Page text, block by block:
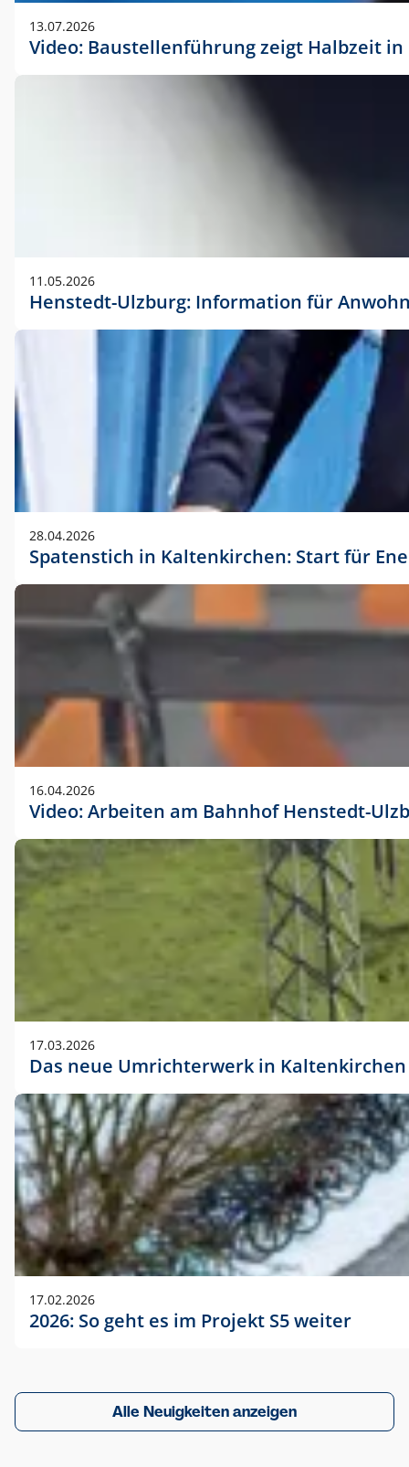
13.07.2026
Video: Baustellenführung zeigt Halbzeit
11.05.2026
Henstedt-Ulzburg: Information für
28.04.2026
Spatenstich in Kaltenkirchen: Start für
16.04.2026
Video: Arbeiten am Bahnhof Henstedt-
17.03.2026
Das neue Umrichterwerk in Kaltenkirchen
17.02.2026
2026: So geht es im Projekt S5 weiter
Alle Neuigkeiten anzeigen